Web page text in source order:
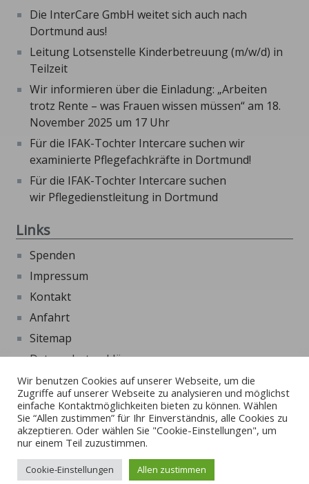
Die InterCare GmbH weitet sich auch nach
Dortmund aus!
Leitung Lotsenstelle Kinderbetreuung (m/w/d) in
Teilzeit
Wir informieren über die Einladung: „Arbeiten
trotz Rente – was Frauen wissen müssen“ am 18.
November 2025 um 17 Uhr
Für die IFAK-Tochter Intercare suchen wir
examinierte Pflegefachkräfte in Dortmund!
Für die IFAK-Tochter Intercare suchen
wir Pflegedienstleitung in Dortmund
Links
Spenden
Impressum
Kontakt
Anfahrt
Sitemap
Datenschutzerklärung
Beschwerdeformular
Externe Links
Beschwerde und Ombudverfahren Kinder- und
Jugendhilfe
Wir benutzen Cookies auf unserer Webseite, um die
Zugriffe auf unserer Webseite zu analysieren und möglichst
einfache Kontaktmöglichkeiten bieten zu können. Wählen
Sie “Allen zustimmen” für Ihr Einverständnis, alle Cookies zu
akzeptieren. Oder wählen Sie "Cookie-Einstellungen", um
nur einem Teil zuzustimmen.
Cookie-Einstellungen Allen zustimmen